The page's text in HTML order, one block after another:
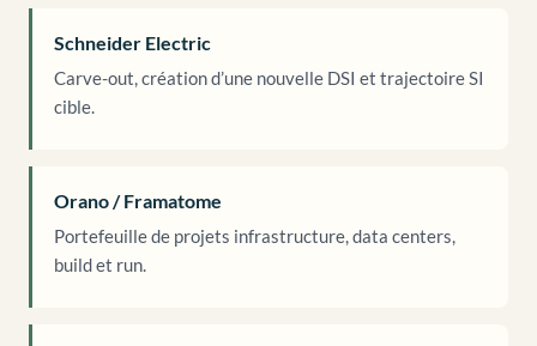
Schneider Electric
Carve-out, création d’une nouvelle DSI et trajectoire SI
cible.
Orano / Framatome
Portefeuille de projets infrastructure, data centers,
build et run.